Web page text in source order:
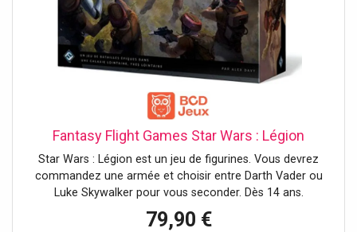
Fantasy Flight Games Star Wars : Légion
Star Wars : Légion est un jeu de figurines. Vous devrez
commandez une armée et choisir entre Darth Vader ou
Luke Skywalker pour vous seconder. Dès 14 ans.
79,90 €